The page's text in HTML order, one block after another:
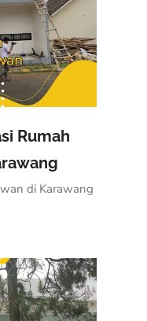
Rumah
di Karawang